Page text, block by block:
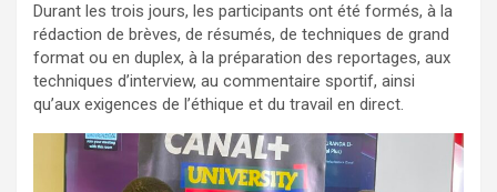
Durant les trois jours, les participants ont été formés, à la
rédaction de brèves, de résumés, de techniques de grand
format ou en duplex, à la préparation des reportages, aux
techniques d’interview, au commentaire sportif, ainsi
qu’aux exigences de l’éthique et du travail en direct.